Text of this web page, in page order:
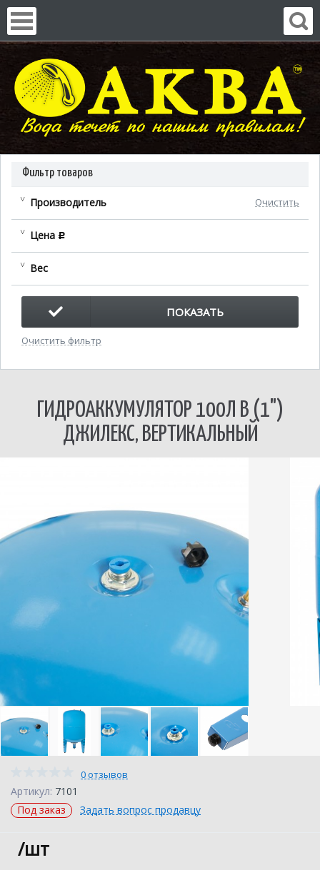
Фильтр товаров
Производитель Очистить
Цена c
Вес
ПОКАЗАТЬ
Очистить фильтр
ГИДРОАККУМУЛЯТОР 100Л В (1")
ДЖИЛЕКС, ВЕРТИКАЛЬНЫЙ
0 отзывов
Артикул: 7101
Под заказ
Задать вопрос продавцу
/шт